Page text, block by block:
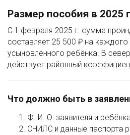
Размер пособия в 2025
С 1 февраля 2025 г. сумма
составляет 25 500 ₽ на
усыновлённого ребёнка. В
действует районный
Что должно быть в
Ф. И. О. заявителя и
СНИЛС и данные паспорта